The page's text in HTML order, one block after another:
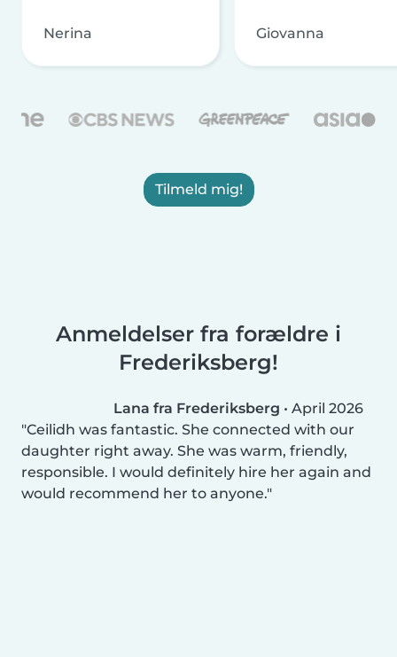
Nerina Giovanna
Tilmeld mig!
Anmeldelser fra forældre i
Frederiksberg!
Lana fra Frederiksberg • April 2026
Ceilidh was fantastic. She connected with our
daughter right away. She was warm, friendly,
responsible. I would definitely hire her again and
would recommend her to anyone.